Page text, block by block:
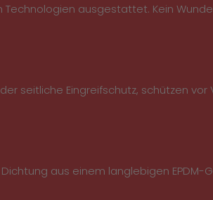
ausgestattet. Kein
seitliche Eingreifschutz, schützen
aus einem langlebigen